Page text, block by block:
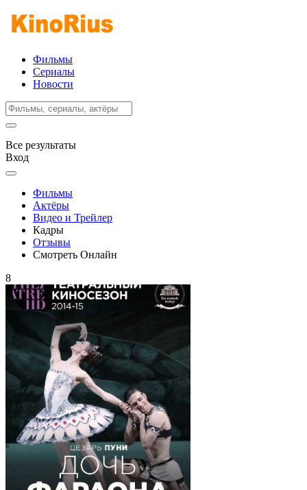
Фильмы
Сериалы
Новости
Все результаты
Вход
Фильмы
Актёры
Видео и Трейлер
Кадры
Отзывы
Смотреть Онлайн
8